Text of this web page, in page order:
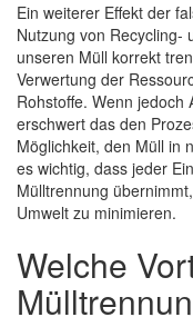
Ein weiterer Effekt der
Nutzung von Recycling-
unseren Müll korrekt
Verwertung der
Rohstoffe. Wenn jedoch
erschwert das den
Möglichkeit, den Müll in
es wichtig, dass jeder
Mülltrennung
Umwelt zu minimieren.
Welche